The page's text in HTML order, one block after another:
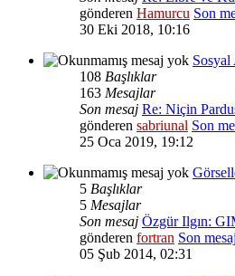
gönderen Hamurcu Son
30 Eki 2018, 10:16
Sosyal
108 Başlıklar
163 Mesajlar
Son mesaj Re: Niçin
gönderen sabriunal Son
25 Oca 2019, 19:12
5 Başlıklar
5 Mesajlar
Son mesaj Özgür Ilgın:
gönderen fortran Son
05 Şub 2014, 02:31